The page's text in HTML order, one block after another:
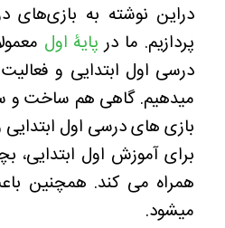
دراین نوشته به بازی‌های
پردازیم. ما درپایۀ اول
درسی اول ابتدایی و
میدهیم. گاهی هم ساخت و
بازی های درسی اول
برای آموزش اول ابتدایی،
همراه می کند. همچنین
میشود.